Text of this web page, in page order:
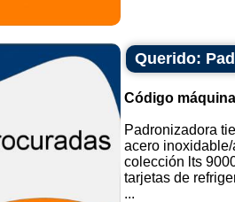
Querido:
Código
Padronizadora
acero
colección lts
tarjetas de
...